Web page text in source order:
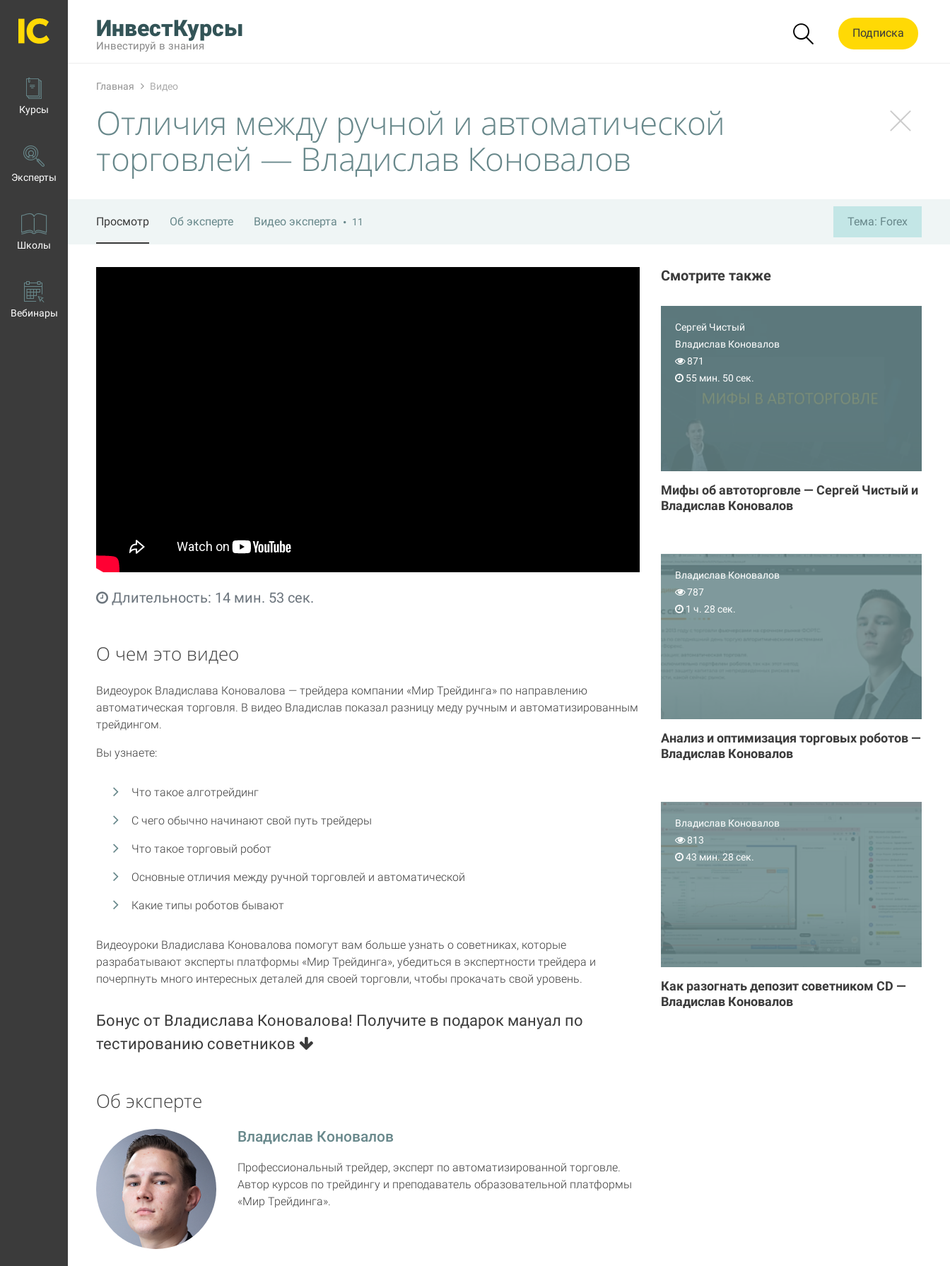
Курсы
Эксперты
Школы
Вебинары
ИнвестКурсы
Инвестируй в знания
Подписка
Главная Видео
Отличия между ручной и автоматической
торговлей — Владислав Коновалов
Просмотр Об эксперте Видео эксперта 11 Тема: Forex
Длительность: 14 мин. 53 сек.
О чем это видео
Видеоурок Владислава Коновалова — трейдера компании «Мир Трейдинга» по направлению
автоматическая торговля. В видео Владислав показал разницу меду ручным и автоматизированным
трейдингом.
Вы узнаете:
Что такое алготрейдинг
С чего обычно начинают свой путь трейдеры
Что такое торговый робот
Основные отличия между ручной торговлей и автоматической
Какие типы роботов бывают
Видеоуроки Владислава Коновалова помогут вам больше узнать о советниках, которые
разрабатывают эксперты платформы «Мир Трейдинга», убедиться в экспертности трейдера и
почерпнуть много интересных деталей для своей торговли, чтобы прокачать свой уровень.
Бонус от Владислава Коновалова! Получите в подарок мануал по
тестированию советников
Об эксперте
Владислав Коновалов
Профессиональный трейдер, эксперт по автоматизированной торговле.
Автор курсов по трейдингу и преподаватель образовательной платформы
«Мир Трейдинга».
Смотрите также
Сергей Чистый
Владислав Коновалов
871
55 мин. 50 сек.
Мифы об автоторговле — Сергей Чистый и
Владислав Коновалов
Владислав Коновалов
787
1 ч. 28 сек.
Анализ и оптимизация торговых роботов —
Владислав Коновалов
Владислав Коновалов
813
43 мин. 28 сек.
Как разогнать депозит советником CD —
Владислав Коновалов